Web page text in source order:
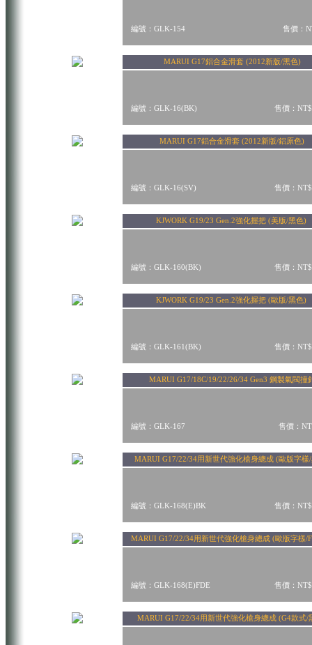
編號：GLK-154 售價：
MARUI G17鋁合金滑套 (2012新版/黑色)
編號：GLK-16(BK) 售價：
MARUI G17鋁合金滑套 (2012新版/鋁原色)
編號：GLK-16(SV) 售價：
KJWORK G19/23 Gen.2強化握把 (美版/黑色)
編號：GLK-160(BK) 售價：
KJWORK G19/23 Gen.2強化握把 (歐版/黑色)
編號：GLK-161(BK) 售價：
MARUI G17/18C/19/22/26/34 Gen3 鋼製氣閥撞
編號：GLK-167 售價：
MARUI G17/22/34用新世代強化槍身總成 (歐版字樣
編號：GLK-168(E)BK 售價：
MARUI G17/22/34用新世代強化槍身總成 (歐版字樣/
編號：GLK-168(E)FDE 售價：
MARUI G17/22/34用新世代強化槍身總成 (G4款式/